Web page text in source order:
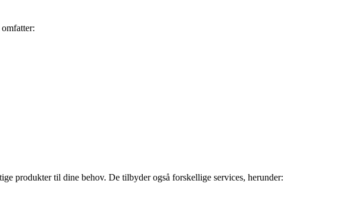
produkter til dine behov. De tilbyder også forskellige services, herunder: